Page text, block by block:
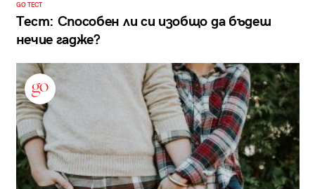
GO ТЕСТ
Тест: Способен ли си изобщо да бъдеш
нечие гадже?